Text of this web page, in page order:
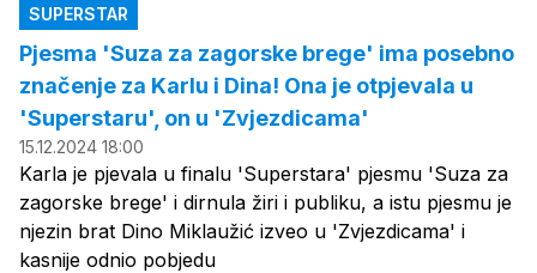
SUPERSTAR
Pjesma 'Suza za zagorske brege' ima posebno
značenje za Karlu i Dina! Ona je otpjevala u
'Superstaru', on u 'Zvjezdicama'
15.12.2024 18:00
Karla je pjevala u finalu 'Superstara' pjesmu 'Suza za
zagorske brege' i dirnula žiri i publiku, a istu pjesmu je
njezin brat Dino Miklaužić izveo u 'Zvjezdicama' i
kasnije odnio pobjedu